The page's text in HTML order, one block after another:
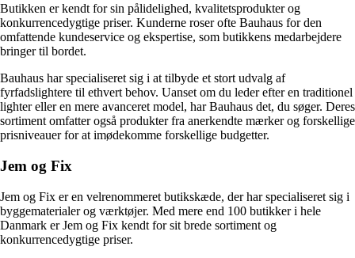
Butikken er kendt for sin pålidelighed, kvalitetsprodukter og
konkurrencedygtige priser. Kunderne roser ofte Bauhaus for den
omfattende kundeservice og ekspertise, som butikkens medarbejdere
bringer til bordet.
Bauhaus har specialiseret sig i at tilbyde et stort udvalg af
fyrfadslightere til ethvert behov. Uanset om du leder efter en traditionel
lighter eller en mere avanceret model, har Bauhaus det, du søger. Deres
sortiment omfatter også produkter fra anerkendte mærker og forskellige
prisniveauer for at imødekomme forskellige budgetter.
Jem og Fix
Jem og Fix er en velrenommeret butikskæde, der har specialiseret sig i
byggematerialer og værktøjer. Med mere end 100 butikker i hele
Danmark er Jem og Fix kendt for sit brede sortiment og
konkurrencedygtige priser.